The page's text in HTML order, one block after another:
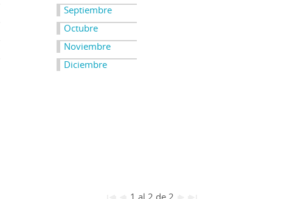
Septiembre
Octubre
Noviembre
Diciembre